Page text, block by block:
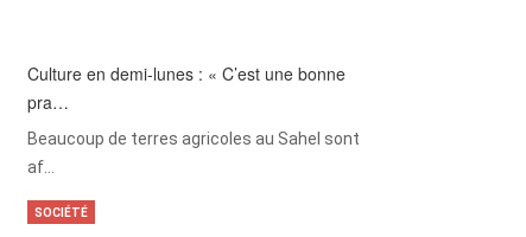
Culture en demi-lunes : « C’est une bonne
pra…
Beaucoup de terres agricoles au Sahel sont
af…
SOCIÉTÉ